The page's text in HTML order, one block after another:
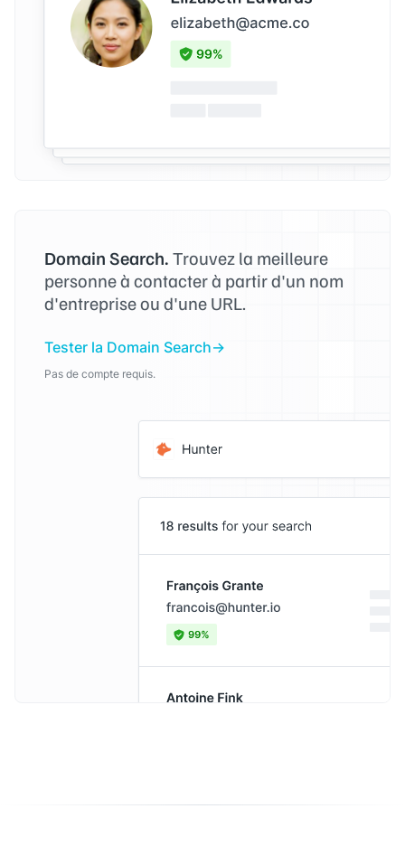
Domain Search. Trouvez la meilleure
personne à contacter à partir d'un nom
d'entreprise ou d'une URL.
Tester la Domain Search
Pas de compte requis.